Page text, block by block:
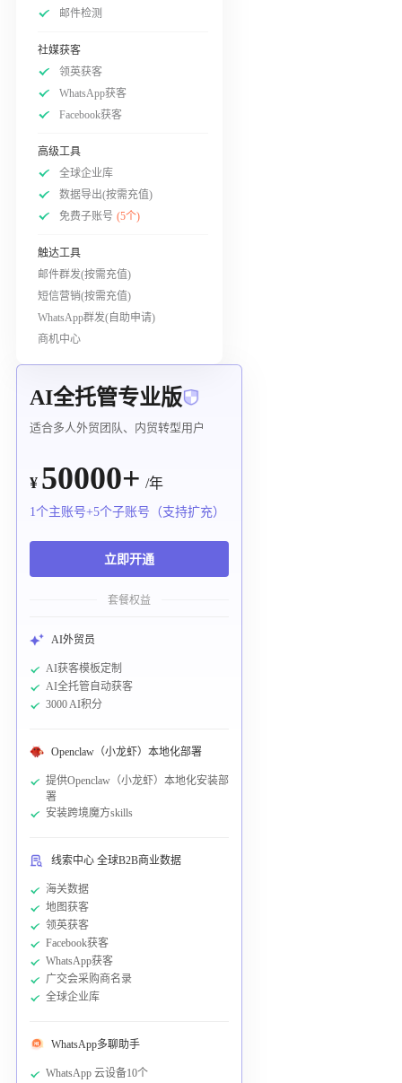
邮件检测
社媒获客
领英获客
WhatsApp获客
Facebook获客
高级工具
全球企业库
数据导出(按需充值)
免费子账号 (5个)
触达工具
邮件群发(按需充值)
短信营销(按需充值)
WhatsApp群发(自助申请)
商机中心
AI全托管专业版
适合多人外贸团队、内贸转型用户
¥ 50000+ /年
1个主账号+5个子账号（支持扩充）
立即开通
套餐权益
AI外贸员
AI获客模板定制
AI全托管自动获客
3000 AI积分
Openclaw（小龙虾）本地化部署
提供Openclaw（小龙虾）本地化安装部
署
安装跨境魔方skills
线索中心 全球B2B商业数据
海关数据
地图获客
领英获客
Facebook获客
WhatsApp获客
广交会采购商名录
全球企业库
WhatsApp多聊助手
WhatsApp 云设备10个